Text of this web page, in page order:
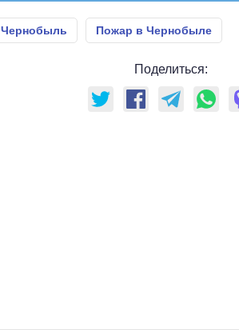
Чернобыль Пожар в Чернобыле
Поделиться: